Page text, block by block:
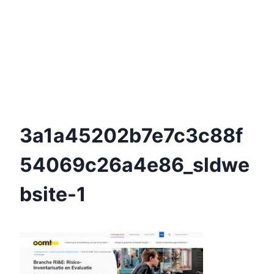
3a1a45202b7e7c3c88f
54069c26a4e86_sldwe
Bsite-1